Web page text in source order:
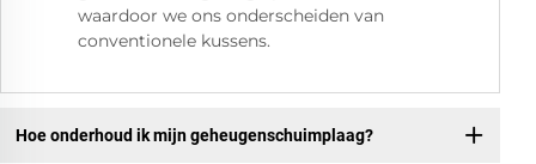
waardoor we ons onderscheiden van
conventionele kussens.
Hoe onderhoud ik mijn geheugenschuimplaag?